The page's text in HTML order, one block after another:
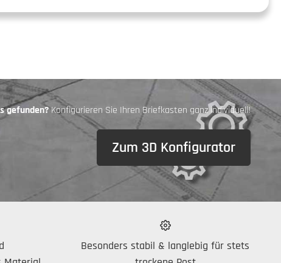
gefunden?Konfigurieren Sie Ihren Briefkasten ganz individuell!
Zum 3D Konfigurator
Besonders stabil & langlebig für stets